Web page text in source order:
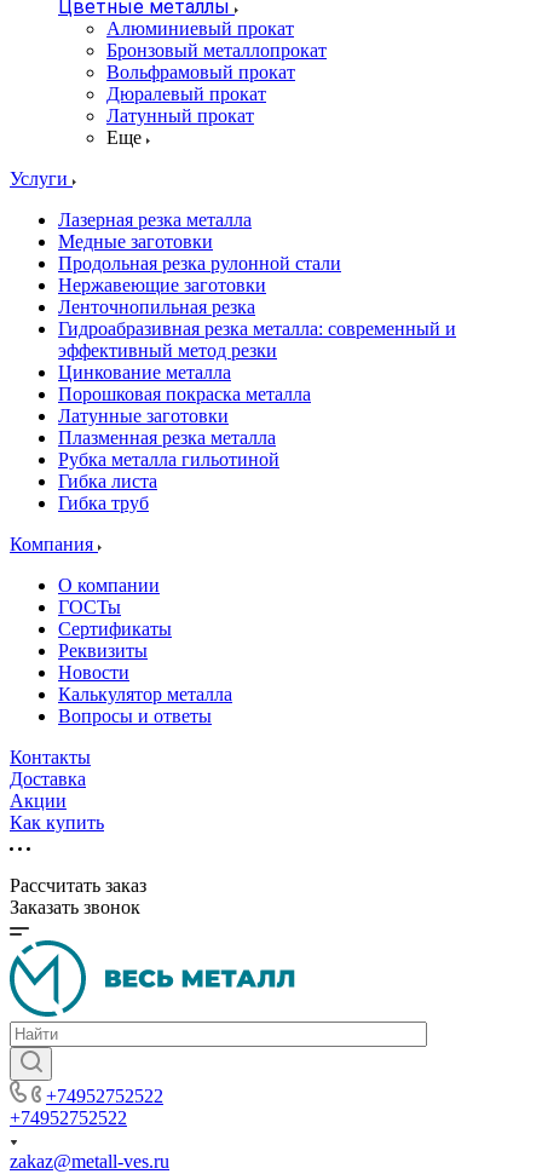
Цветные металлы
Алюминиевый прокат
Бронзовый металлопрокат
Вольфрамовый прокат
Дюралевый прокат
Латунный прокат
Еще
Услуги
Лазерная резка металла
Медные заготовки
Продольная резка рулонной стали
Нержавеющие заготовки
Ленточнопильная резка
Гидроабразивная резка металла: современный и
эффективный метод резки
Цинкование металла
Порошковая покраска металла
Латунные заготовки
Плазменная резка металла
Рубка металла гильотиной
Гибка листа
Гибка труб
Компания
О компании
ГОСТы
Сертификаты
Реквизиты
Новости
Калькулятор металла
Вопросы и ответы
Контакты
Доставка
Акции
Как купить
Рассчитать заказ
Заказать звонок
+74952752522
+74952752522
zakaz@metall-ves.ru